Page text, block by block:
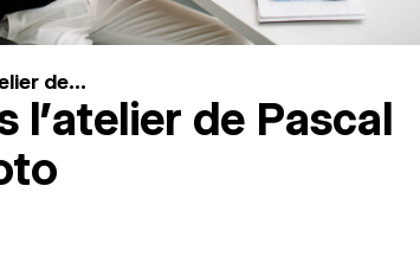
de...
l’atelier de Pascal